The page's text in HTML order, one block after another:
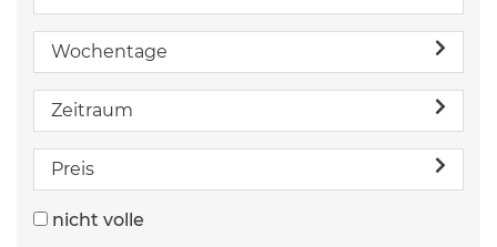
Wochentage
Zeitraum
Preis
nicht volle